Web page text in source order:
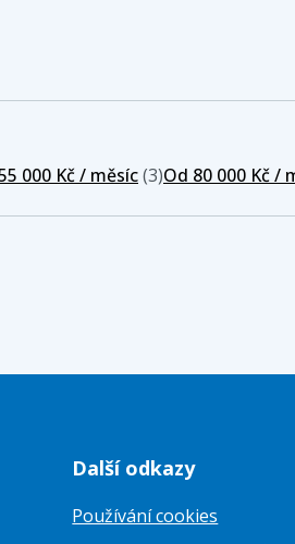
000 Kč / měsíc(3)Od 80 000 Kč /
Další odkazy
Používání cookies